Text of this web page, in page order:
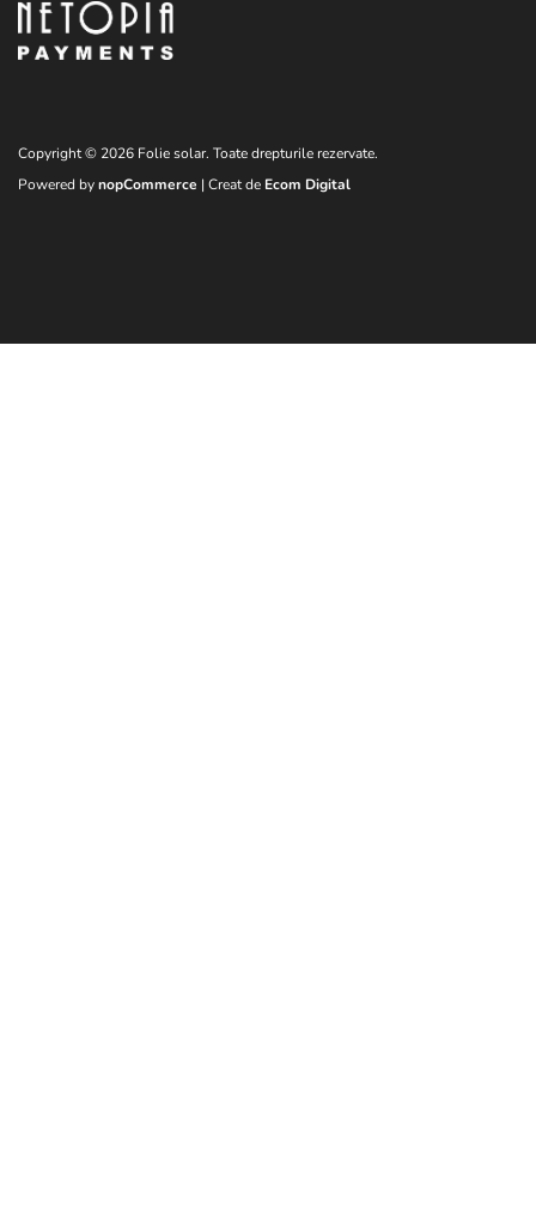
Copyright © 2026 Folie solar. Toate drepturile rezervate.
Powered bynopCommerce | Creat de Ecom Digital